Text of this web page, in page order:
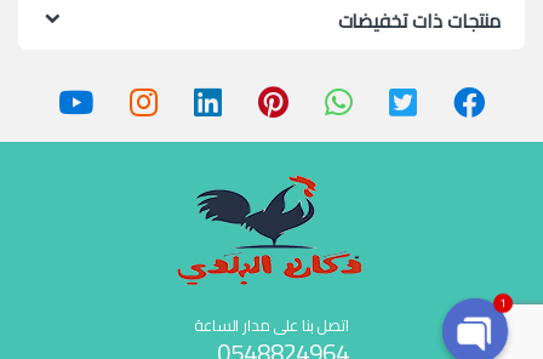
منتجات ذات تخفيضات
اتصل بنا على مدار الساعة
1